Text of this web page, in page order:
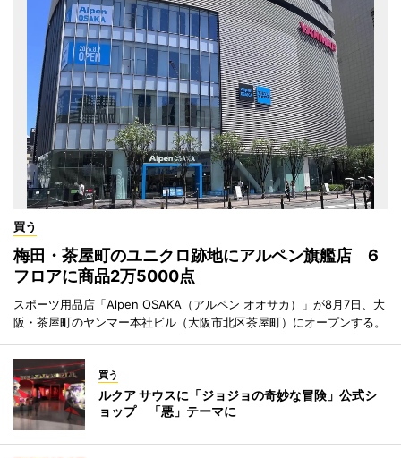
買う
梅田・茶屋町のユニクロ跡地にアルペン旗艦店 6
フロアに商品2万5000点
スポーツ用品店「Alpen OSAKA（アルペン オオサカ）」が8月7日、大
阪・茶屋町のヤンマー本社ビル（大阪市北区茶屋町）にオープンする。
買う
ルクア サウスに「ジョジョの奇妙な冒険」公式シ
ョップ 「悪」テーマに